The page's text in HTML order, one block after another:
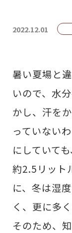
2022.12.01
暑い夏場と
いので、水
かし、汗を
っていない
にしていて
約2.5リット
に、冬は湿
く、更に多
そのため、